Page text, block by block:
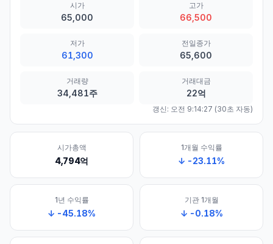
시가
65,000
고가
66,500
저가
61,300
전일종가
65,600
거래량
34,481주
거래대금
22억
갱신: 오전 9:14:27 (30초 자동)
시가총액
4,794억
1개월 수익률
↓ -23.11%
1년 수익률
↓ -45.18%
기관 1개월
↓ -0.18%